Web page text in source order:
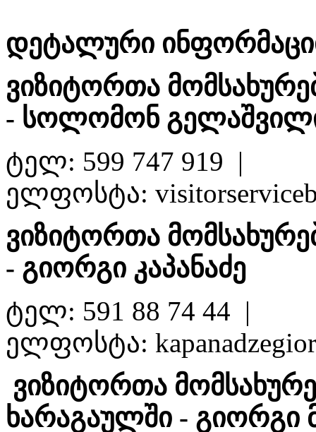
დეტალური
ვიზიტორთა
- სოლომონ
ტელ: 599 747 919 |
ელფოსტა:
ვიზიტორთა
- გიორგი კაპანაძე
ტელ: 591 88 74 44 |
ელფოსტა:
ვიზიტორთა
ხარაგაულში - გიორგი